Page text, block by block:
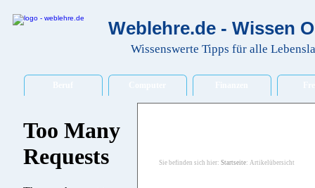
Weblehre.de - Wissen
Wissenswerte Tipps für alle
Sie befinden sich hier: Startseite: Artikelübersicht